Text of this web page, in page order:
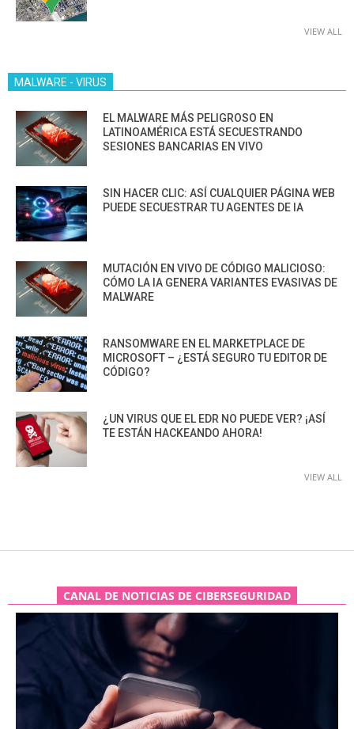
VIEW ALL
MALWARE - VIRUS
EL MALWARE MÁS PELIGROSO EN
LATINOAMÉRICA ESTÁ SECUESTRANDO
SESIONES BANCARIAS EN VIVO
SIN HACER CLIC: ASÍ CUALQUIER PÁGINA WEB
PUEDE SECUESTRAR TU AGENTES DE IA
MUTACIÓN EN VIVO DE CÓDIGO MALICIOSO:
CÓMO LA IA GENERA VARIANTES EVASIVAS DE
MALWARE
RANSOMWARE EN EL MARKETPLACE DE
MICROSOFT – ¿ESTÁ SEGURO TU EDITOR DE
CÓDIGO?
¿UN VIRUS QUE EL EDR NO PUEDE VER? ¡ASÍ
TE ESTÁN HACKEANDO AHORA!
VIEW ALL
CANAL DE NOTICIAS DE CIBERSEGURIDAD